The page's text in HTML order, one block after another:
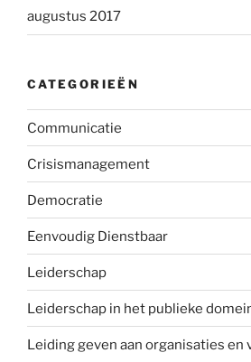
augustus 2017
CATEGORIEËN
Communicatie
Crisismanagement
Democratie
Eenvoudig Dienstbaar
Leiderschap
Leiderschap in het publieke
Leiding geven aan organisaties en